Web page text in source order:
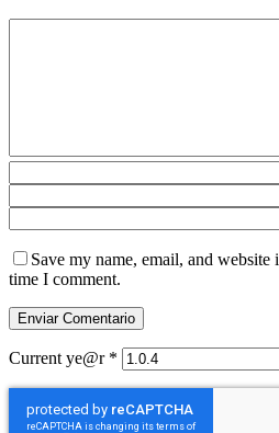
Save my name, email, and
time I comment.
Current ye@r *